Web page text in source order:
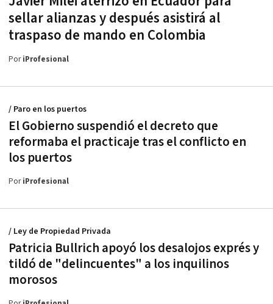
sellar alianzas y después asistirá al
traspaso de mando en Colombia
PoriProfesional
El Gobierno suspendió el decreto que
reformaba el practicaje tras el conflicto en
los puertos
/ Paro en los puertos
PoriProfesional
Patricia Bullrich apoyó los desalojos exprés y
tildó de "delincuentes" a los inquilinos
morosos
/ Ley de Propiedad Privada